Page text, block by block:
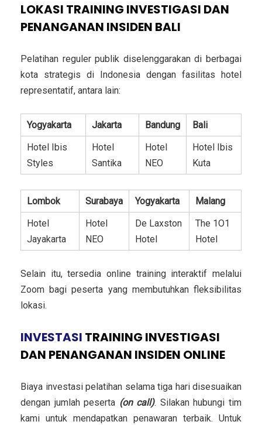
LOKASI TRAINING INVESTIGASI DAN
PENANGANAN INSIDEN BALI
Pelatihan reguler publik diselenggarakan di berbagai
kota strategis di Indonesia dengan fasilitas hotel
representatif, antara lain:
Yogyakarta Jakarta Bandung
Bali
Hotel Ibis
Styles
Hotel
Santika
Hotel
NEO
Hotel Ibis
Kuta
Lombok Surabaya Yogyakarta
Malang
Hotel
Jayakarta
Hotel
NEO
De Laxston
Hotel
The 1O1
Hotel
Selain itu, tersedia online training interaktif melalui
Zoom bagi peserta yang membutuhkan fleksibilitas
lokasi.
INVESTASI TRAINING INVESTIGASI
DAN PENANGANAN INSIDEN ONLINE
Biaya investasi pelatihan selama tiga hari disesuaikan
dengan jumlah peserta (on call). Silakan hubungi tim
kami untuk mendapatkan penawaran terbaik. Untuk